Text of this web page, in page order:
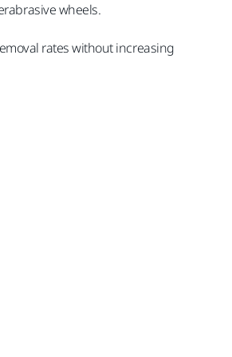
wheels.
rates without increasing